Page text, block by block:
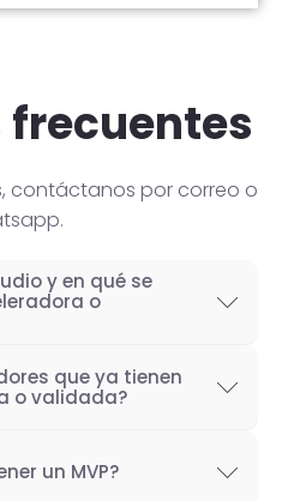
frecuentes
contáctanos por correo o
y en qué se
o
organización capaz
manera iterativa,
se les conoce
que ya tienen
o validada?
un proceso iterativo
un MVP?